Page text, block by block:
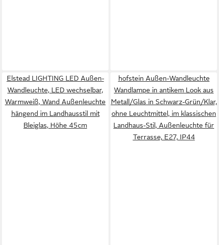
Elstead LIGHTING LED Außen-
Wandleuchte, LED wechselbar,
Warmweiß, Wand Außenleuchte
hängend im Landhausstil mit
Bleiglas, Höhe 45cm
hofstein Außen-Wandleuchte
Wandlampe in antikem Look aus
Metall/Glas in Schwarz-Grün/Klar,
ohne Leuchtmittel, im klassischen
Landhaus-Stil, Außenleuchte für
Terrasse, E27, IP44